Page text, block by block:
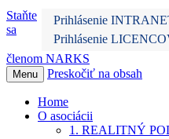
Prihlásenie
Prihlásenie
Staňte
sa
členom NARKS
Menu Preskočiť na obsah
Home
O asociácii
1. REALITNÝ